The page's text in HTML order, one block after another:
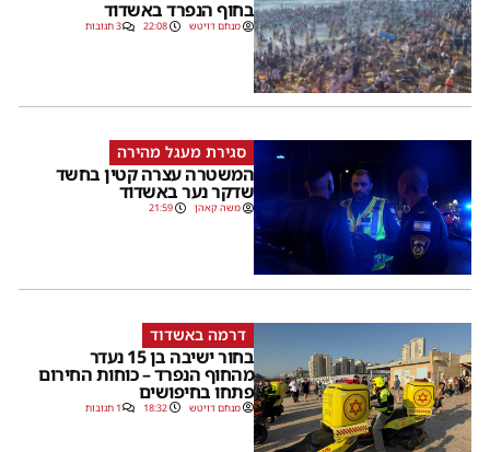
בחוף הנפרד באשדוד
מנחם דויטש 22:08 3 תגובות
סגירת מעגל מהירה
המשטרה עצרה קטין בחשד
שדקר נער באשדוד
משה קאהן 21:59
דרמה באשדוד
בחור ישיבה בן 15 נעדר
מהחוף הנפרד – כוחות החירום
פתחו בחיפושים
מנחם דויטש 18:32 1 תגובות